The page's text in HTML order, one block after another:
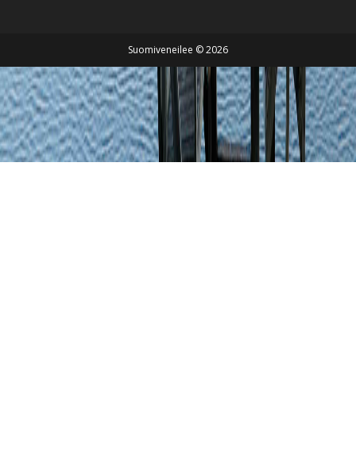
Suomiveneilee © 2026